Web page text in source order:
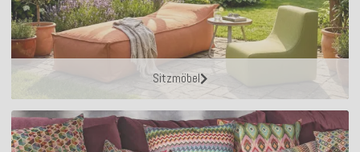
Sitzmöbel